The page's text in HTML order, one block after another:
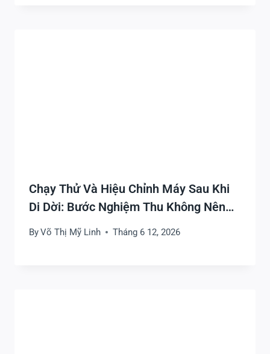
Chạy Thử Và Hiệu Chỉnh Máy Sau Khi
Di Dời: Bước Nghiệm Thu Không Nên
Xem Nhẹ
ByVõ Thị Mỹ Linh Tháng 6 12, 2026